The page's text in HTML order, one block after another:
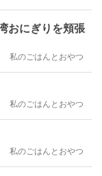
おにぎりを頬張
私のごはんとおやつ
私のごはんとおやつ
私のごはんとおやつ